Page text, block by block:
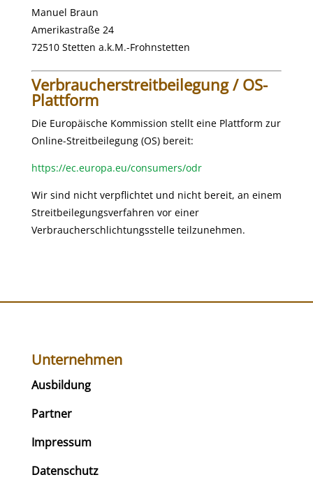
Manuel Braun
Amerikastraße 24
72510 Stetten a.k.M.-Frohnstetten
Verbraucherstreitbeilegung / OS-
Plattform
Die Europäische Kommission stellt eine Plattform zur
Online-Streitbeilegung (OS) bereit:
https://ec.europa.eu/consumers/odr
Wir sind nicht verpflichtet und nicht bereit, an einem
Streitbeilegungsverfahren vor einer
Verbraucherschlichtungsstelle teilzunehmen.
Unternehmen
Ausbildung
Partner
Impressum
Datenschutz